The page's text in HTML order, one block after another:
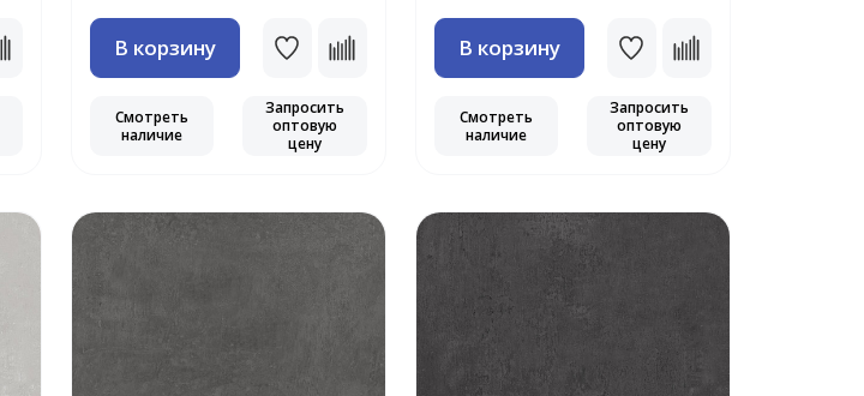
В корзину
Смотреть
наличие
Запросить
оптовую
цену
В корзину
Смотреть
наличие
Запросить
оптовую
цену